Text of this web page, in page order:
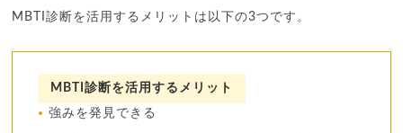
MBTI診断を活用するメリットは以下の3つです。
MBTI診断を活用するメリット
強みを発見できる